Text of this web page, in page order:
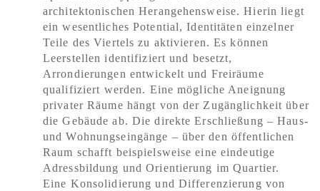
architektonischen Herangehensweise. Hierin liegt
ein wesentliches Potential, Identitäten einzelner
Teile des Viertels zu aktivieren. Es können
Leerstellen identifiziert und besetzt,
Arrondierungen entwickelt und Freiräume
qualifiziert werden. Eine mögliche Aneignung
privater Räume hängt von der Zugänglichkeit über
die Gebäude ab. Die direkte Erschließung – Haus-
und Wohnungseingänge – über den öffentlichen
Raum schafft beispielsweise eine eindeutige
Adressbildung und Orientierung im Quartier.
Eine Konsolidierung und Differenzierung von